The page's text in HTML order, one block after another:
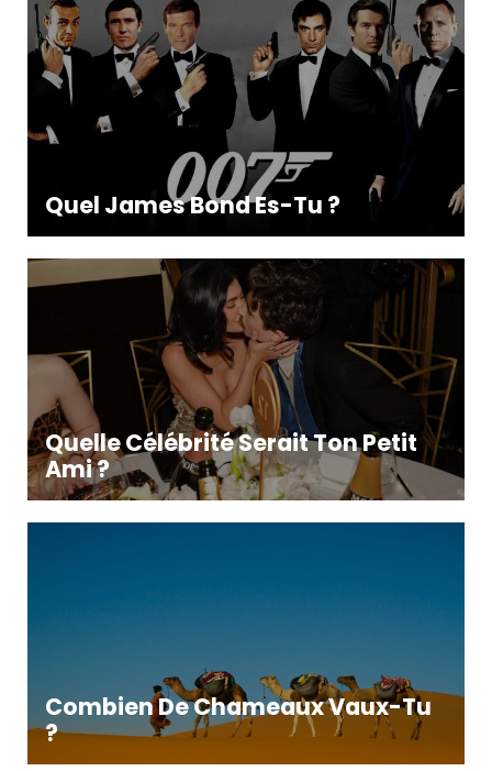
Quel James Bond Es-Tu ?
Quelle Célébrité Serait Ton Petit
Ami ?
Combien De Chameaux Vaux-Tu
?